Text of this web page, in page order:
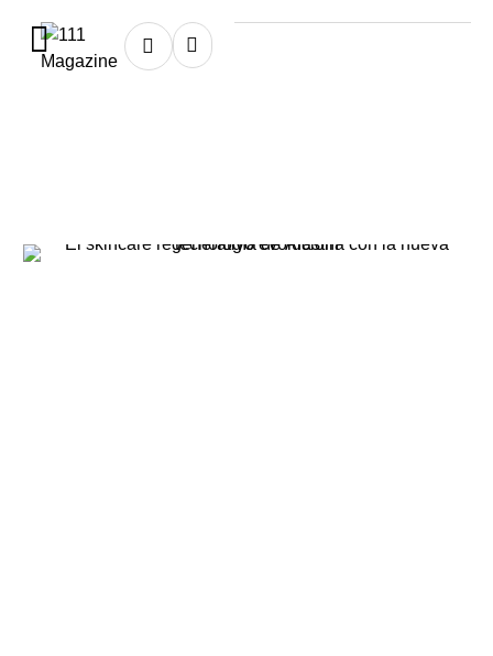
Home